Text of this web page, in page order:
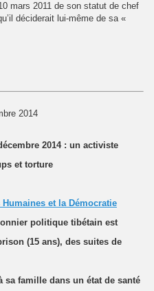
mars 2011 de son statut de chef
déciderait lui-même de sa «
2014
2014 : un activiste
et torture
et la Démocratie
politique tibétain est
(15 ans), des suites de
sa famille dans un état de santé